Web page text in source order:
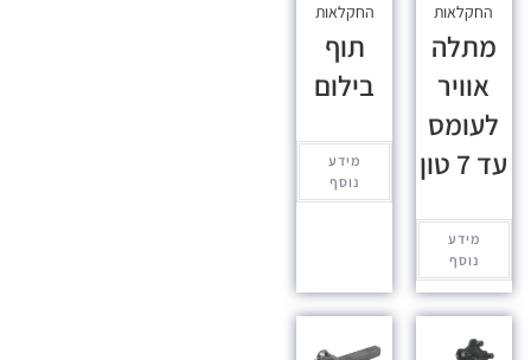
החקלאות
מתלה
אוויר
לעומס
עד 7 טון
מידע
נוסף
החקלאות
תוף
בילום
מידע
נוסף